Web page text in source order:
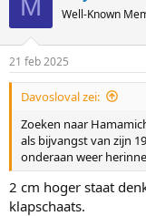
M Well-Known
21 feb 2025
Davosloval zei:
Zoeken naar
als bijvangst van zijn
onderaan weer
2 cm hoger staat
klapschaats.